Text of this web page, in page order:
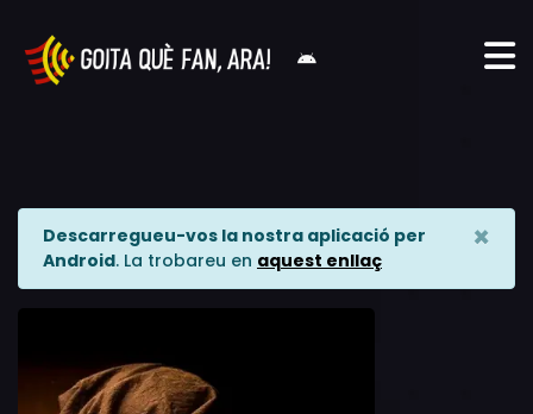
Descarregueu-vos la nostra aplicació per
Android. La trobareu en aquest enllaç
×